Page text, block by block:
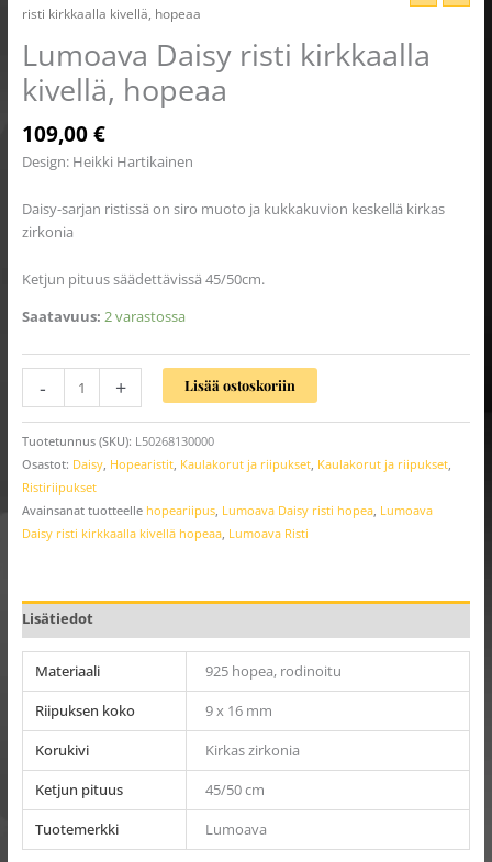
risti kirkkaalla kivellä, hopeaa
Lumoava Daisy risti kirkkaalla
kivellä, hopeaa
109,00€
Design: Heikki Hartikainen
Daisy-sarjan ristissä on siro muoto ja kukkakuvion keskellä kirkas
zirkonia
Ketjun pituus säädettävissä 45/50cm.
Saatavuus: 2 varastossa
- + Lisää ostoskoriin
Tuotetunnus (SKU): L50268130000
Osastot: Daisy, Hopearistit, Kaulakorut ja riipukset, Kaulakorut ja riipukset,
Ristiriipukset
Avainsanat tuotteelle hopeariipus, Lumoava Daisy risti hopea, Lumoava
Daisy risti kirkkaalla kivellä hopeaa, Lumoava Risti
Lisätiedot
Materiaali
925 hopea, rodinoitu
Riipuksen koko
9 x 16 mm
Korukivi
Kirkas zirkonia
Ketjun pituus
45/50 cm
Tuotemerkki
Lumoava